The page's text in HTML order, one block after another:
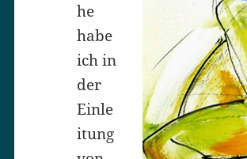
he
habe
ich in
der
Einle
itung